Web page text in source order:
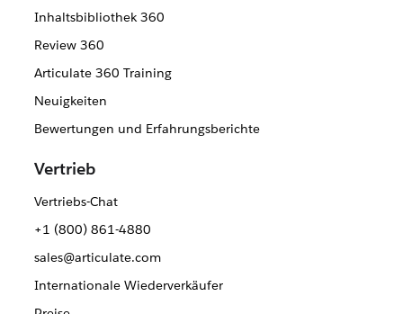
Inhaltsbibliothek 360
Review 360
Articulate 360 Training
Neuigkeiten
Bewertungen und Erfahrungsberichte
Vertrieb
Vertriebs-Chat
+1 (800) 861-4880
sales@articulate.com
Internationale Wiederverkäufer